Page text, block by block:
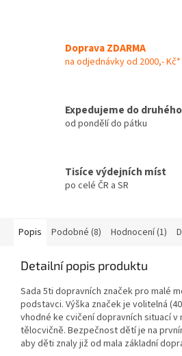
Doprava ZDARMA
na odjednávky od 2000,- Kč*
Expedujeme do
od pondělí do pátku
Tisíce výdejních míst
po celé ČR a SR
Popis Podobné (8) Hodnocení (1)
Detailní popis produktu
Sada 5ti dopravních značek pro malé
podstavci. Výška značek je volitelná
vhodné ke cvičení dopravních situací
tělocvičně. Bezpečnost dětí je na
aby děti znaly již od mala základní